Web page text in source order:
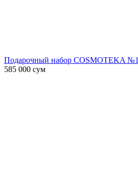
Подарочный набор COSMOTEKA №1
585 000 сум